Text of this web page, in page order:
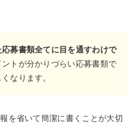
募書類全てに目を通すわけで
ントが分かりづらい応募書類で
なります。
を省いて簡潔に書くことが大切